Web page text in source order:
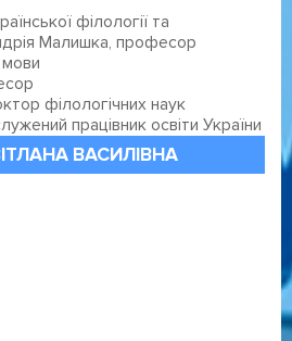
філології та
Малишка, професор
філологічних наук
працівник освіти України
ВАСИЛІВНА